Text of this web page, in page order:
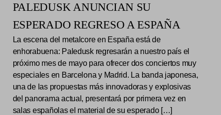
PALEDUSK ANUNCIAN SU
ESPERADO REGRESO A ESPAÑA
La escena del metalcore en España está de
enhorabuena: Paledusk regresarán a nuestro país el
próximo mes de mayo para ofrecer dos conciertos muy
especiales en Barcelona y Madrid. La banda japonesa,
una de las propuestas más innovadoras y explosivas
del panorama actual, presentará por primera vez en
salas españolas el material de su esperado […]